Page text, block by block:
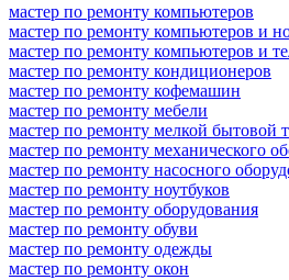
мастер по ремонту компьютеров
мастер по ремонту компьютеров и
мастер по ремонту компьютеров и
мастер по ремонту кондиционеров
мастер по ремонту кофемашин
мастер по ремонту мебели
мастер по ремонту мелкой бытовой
мастер по ремонту механического
мастер по ремонту насосного
мастер по ремонту ноутбуков
мастер по ремонту оборудования
мастер по ремонту обуви
мастер по ремонту одежды
мастер по ремонту окон